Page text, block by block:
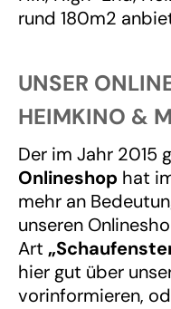
rund 180m2
UNSER
HEIMKINO &
Der im Jahr 2015
Onlineshop hat
mehr an
unseren
Art
hier gut über
vorinformieren,